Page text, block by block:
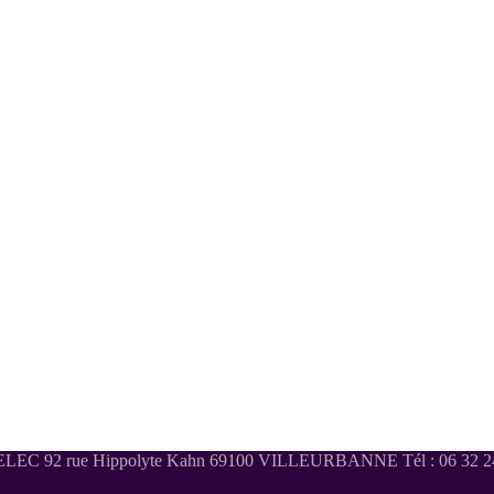
92 rue Hippolyte Kahn 69100 VILLEURBANNE Tél : 06 32